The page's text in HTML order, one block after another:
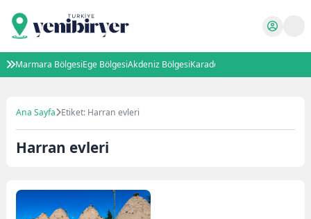
Marmara BölgesiEge BölgesiAkdeniz BölgesiKaradeniz Bölgesi
Ana Sayfa Etiket: Harran evleri
Harran evleri